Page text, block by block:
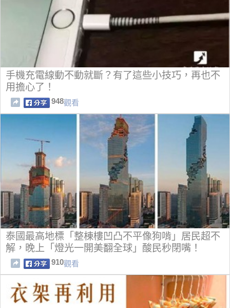
手機充電線動不動就斷？有了這些小技巧，再也不
用擔心了！
948觀看
泰國最高地標「整棟樓凹凸不平像狗啃」居民超不
解，晚上「燈光一開美翻全球」酸民秒閉嘴！
910觀看